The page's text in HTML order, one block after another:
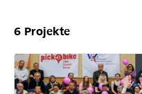
6 Projekte